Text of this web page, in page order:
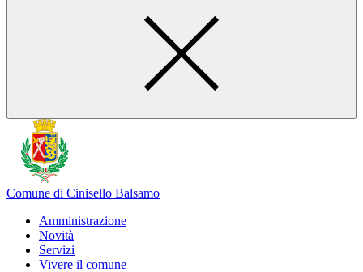
Comune di Cinisello Balsamo
Amministrazione
Novità
Servizi
Vivere il comune